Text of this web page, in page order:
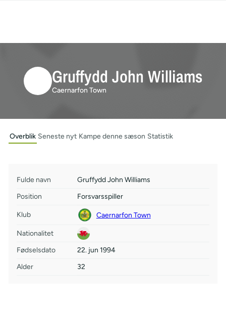
Gruffydd John Williams
Caernarfon Town
Overblik Seneste nyt Kampe denne sæson Statistik
Fulde navn
Gruffydd John Williams
Position
Forsvarsspiller
Klub Caernarfon Town
Nationalitet
Fødselsdato
22. jun 1994
Alder
32